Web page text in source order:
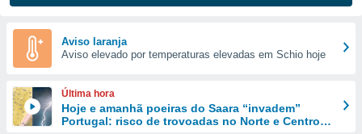
das
e
forma
digital
Aviso laranja
Aviso elevado por temperaturas elevadas em Schio hoje
Última hora
Hoje e amanhã poeiras do Saara “invadem”
Portugal: risco de trovoadas no Norte e Centro